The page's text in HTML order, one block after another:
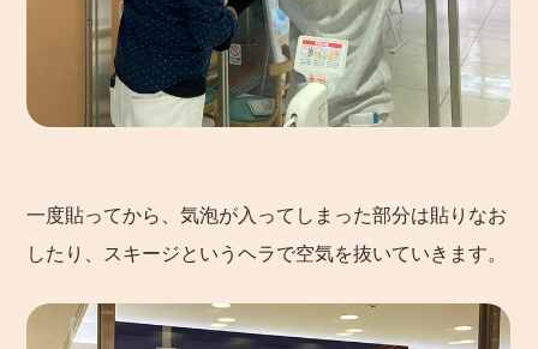
一度貼ってから、気泡が入ってしまった部分は貼りなお
したり、スキージというヘラで空気を抜いていきます。